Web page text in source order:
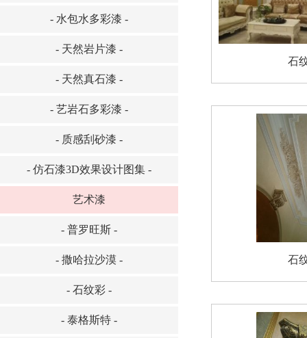
- 水包水多彩漆 -
- 天然岩片漆 -
- 天然真石漆 -
- 艺岩石多彩漆 -
- 质感刮砂漆 -
- 仿石漆3D效果设计图集 -
艺术漆
- 普罗旺斯 -
- 撒哈拉沙漠 -
- 石纹彩 -
- 泰格斯特 -
石
石